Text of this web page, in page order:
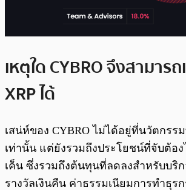
เหตุใด CYBRO จึงสามาร
XRP ได้
เสน่ห์ของ CYBRO ไม่ได้อยู่ที่นวัตกรร
เท่านั้น แต่ยังรวมถึงประโยชน์ที่จับต้อ
เค็น ซึ่งรวมถึงต้นทุนที่ลดลงสำหรับบริ
รางวัลเงินคืน ค่าธรรมเนียมการทำธุร